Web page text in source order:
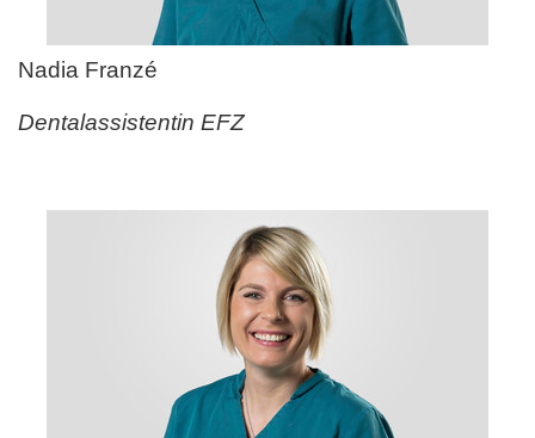
Nadia Franzé
Dentalassistentin EFZ